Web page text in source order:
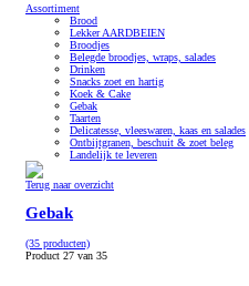
Assortiment
Brood
Lekker AARDBEIEN
Broodjes
Belegde broodjes, wraps, salades
Drinken
Snacks zoet en hartig
Koek & Cake
Gebak
Taarten
Delicatesse, vleeswaren, kaas en salades
Ontbijtgranen, beschuit & zoet beleg
Landelijk te leveren
Terug naar overzicht
Gebak
(35 producten)
Product 27 van 35